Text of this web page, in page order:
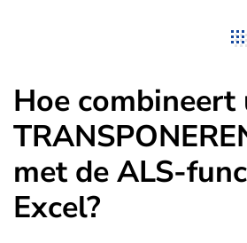
Hoe combineert
met de ALS-
Excel?